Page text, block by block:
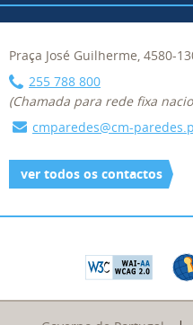
Praça José Guilherme, 4580-
255 788 800
(Chamada para rede fixa
cmparedes@cm-
ver todos os contactos